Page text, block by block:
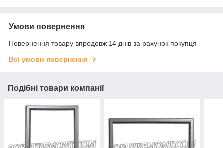
Умови повернення
Повернення товару впродовж 14 днів за рахунок покупця
Всі умови повернення
Подібні товари компанії